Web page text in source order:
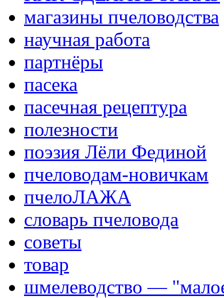
магазины пчеловодства
научная работа
партнёры
пасека
пасечная рецептура
полезности
поэзия Лёли Фединой
пчеловодам-новичкам
пчелоЛАЖА
словарь пчеловода
советы
товар
шмелеводство —